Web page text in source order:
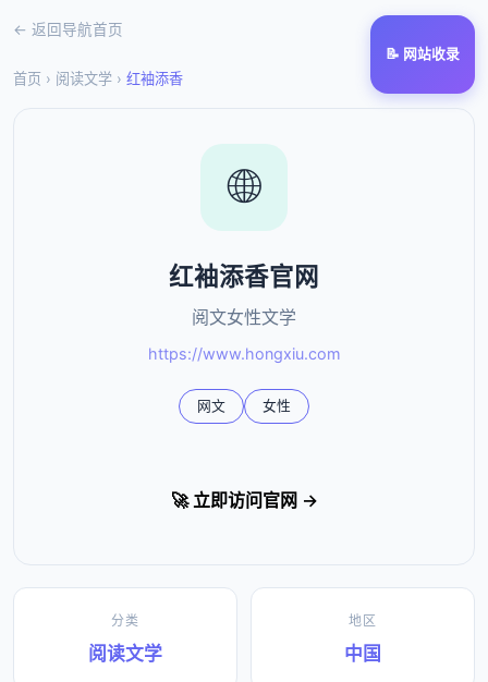
📝 网站收录
← 返回导航首页
首页 › 阅读文学 › 红袖添香
🌐
红袖添香官网
阅文女性文学
https://www.hongxiu.com
网文 女性
🚀 立即访问官网 →
分类
阅读文学
地区
中国